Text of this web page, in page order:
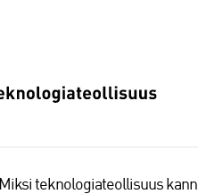
Miksi teknologiateollisuus